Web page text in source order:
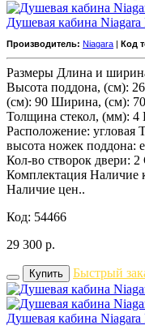
Душевая кабина
Производитель: Niagara Код
Размеры Длина и
Высота поддона, (см):
(см): 90 Ширина, (см):
Толщина стекол, (мм): 4
Расположение: угловая
высота ножек поддона:
Кол-во створок двери:
Комплектация Наличие
Наличие цен..
Код: 54466
29 300 р.
Купить Быстрый
Душевая кабина